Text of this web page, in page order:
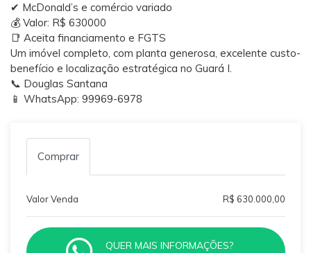
✔ McDonald’s e comércio variado
💰 Valor: R$ 630000
📑 Aceita financiamento e FGTS
Um imóvel completo, com planta generosa, excelente custo-
benefício e localização estratégica no Guará I.
📞 Douglas Santana
📱 WhatsApp: 99969-6978
Comprar
Valor Venda R$ 630.000,00
QUER MAIS INFORMAÇÕES?